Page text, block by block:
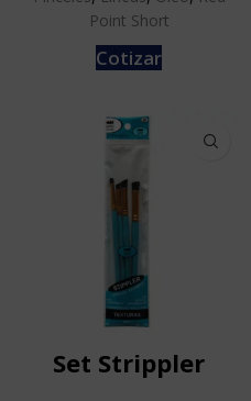
Point Short
Cotizar
Set Strippler